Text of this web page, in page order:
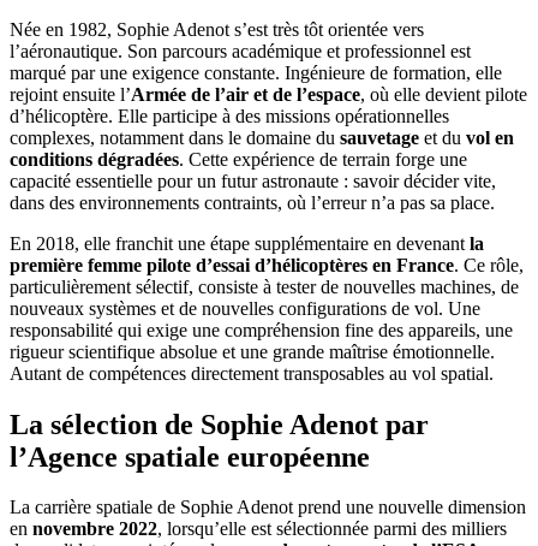
Née en 1982, Sophie Adenot s’est très tôt orientée vers
l’aéronautique. Son parcours académique et professionnel est
marqué par une exigence constante. Ingénieure de formation, elle
rejoint ensuite l’Armée de l’air et de l’espace, où elle devient pilote
d’hélicoptère. Elle participe à des missions opérationnelles
complexes, notamment dans le domaine du sauvetage et du vol en
conditions dégradées. Cette expérience de terrain forge une
capacité essentielle pour un futur astronaute : savoir décider vite,
dans des environnements contraints, où l’erreur n’a pas sa place.
En 2018, elle franchit une étape supplémentaire en devenant la
première femme pilote d’essai d’hélicoptères en France. Ce rôle,
particulièrement sélectif, consiste à tester de nouvelles machines, de
nouveaux systèmes et de nouvelles configurations de vol. Une
responsabilité qui exige une compréhension fine des appareils, une
rigueur scientifique absolue et une grande maîtrise émotionnelle.
Autant de compétences directement transposables au vol spatial.
La sélection de Sophie Adenot par
l’Agence spatiale européenne
La carrière spatiale de Sophie Adenot prend une nouvelle dimension
en novembre 2022, lorsqu’elle est sélectionnée parmi des milliers